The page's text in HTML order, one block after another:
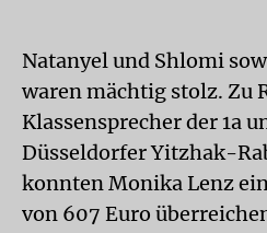
Natanyel und Shlomi
waren mächtig stolz. Zu
Klassensprecher der 1a
Düsseldorfer Yitzhak-
konnten Monika Lenz
von 607 Euro